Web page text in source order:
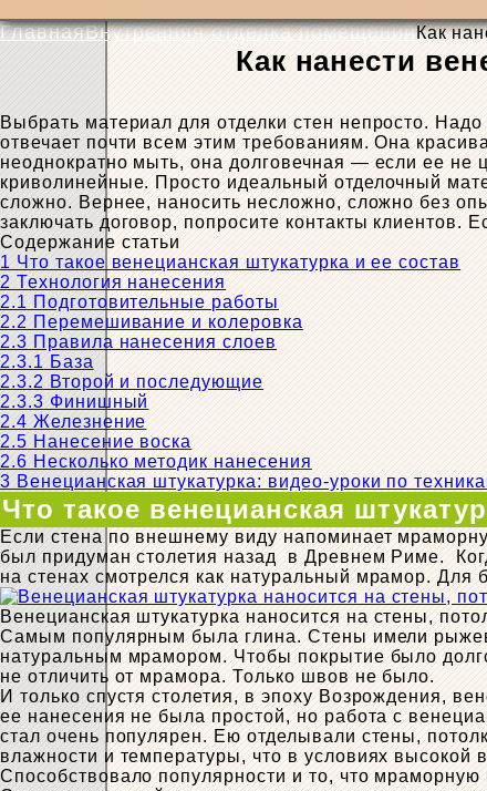
ГлавнаяВнутренняя отделка помещенийКак
Как нанести
Выбрать материал для отделки стен непросто.
отвечает почти всем этим требованиям. Она
неоднократно мыть, она долговечная — если ее
криволинейные. Просто идеальный отделочный
сложно. Вернее, наносить несложно, сложно без
заключать договор, попросите контакты клиентов.
Содержание статьи
1 Что такое венецианская штукатурка и ее состав
2 Технология нанесения
2.1 Подготовительные работы
2.2 Перемешивание и колеровка
2.3 Правила нанесения слоев
2.3.1 База
2.3.2 Второй и последующие
2.3.3 Финишный
2.4 Железнение
2.5 Нанесение воска
2.6 Несколько методик нанесения
3 Венецианская штукатурка: видео-уроки по
Что такое венецианская
Если стена по внешнему виду напоминает
был придуман столетия назад в Древнем Риме.
на стенах смотрелся как натуральный мрамор. Для
Венецианская штукатурка наносится на стены,
Самым популярным была глина. Стены имели
натуральным мрамором. Чтобы покрытие было
не отличить от мрамора. Только швов не было.
И только спустя столетия, в эпоху Возрождения,
ее нанесения не была простой, но работа с
стал очень популярен. Ею отделывали стены,
влажности и температуры, что в условиях высокой
Способствовало популярности и то, что